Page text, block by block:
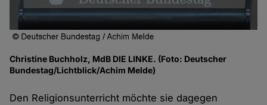
Christine Buchholz, MdB DIE LINKE. (Foto: Deutscher
Bundestag/Lichtblick/Achim Melde)
Den Religionsunterricht möchte sie dagegen